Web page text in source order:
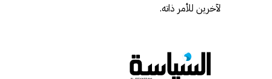
لآخرين للأمر ذاته.